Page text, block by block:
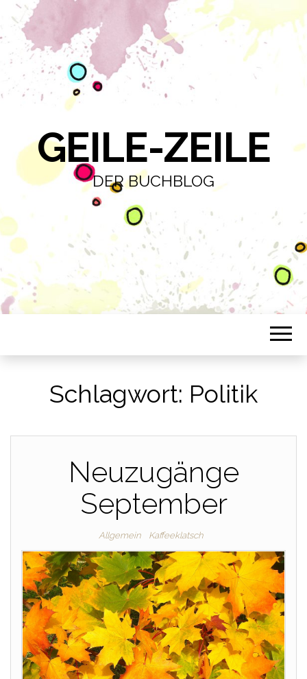
GEILE-ZEILE
DER BUCHBLOG
Schlagwort: Politik
Neuzugänge
September
Allgemein Kaffeeklatsch